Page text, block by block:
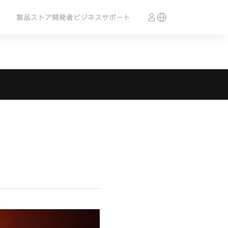
製品ストア開発者ビジネスサポート